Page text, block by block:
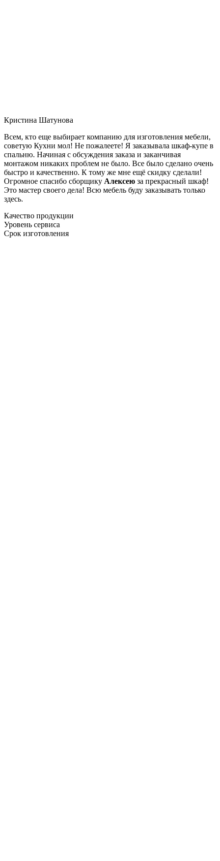
Кристина Шатунова
Всем, кто еще выбирает компанию для изготовления мебели,
советую Кухни мол! Не пожалеете! Я заказывала шкаф-купе в
спальню. Начиная с обсуждения заказа и заканчивая
монтажом никаких проблем не было. Все было сделано очень
быстро и качественно. К тому же мне ещё скидку сделали!
Огромное спасибо сборщику Алексею за прекрасный шкаф!
Это мастер своего дела! Всю мебель буду заказывать только
здесь.
Качество продукции
Уровень сервиса
Срок изготовления